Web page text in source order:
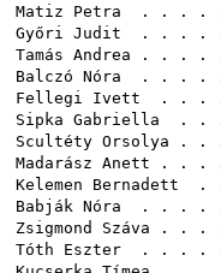
Matiz Petra . . . .
Győri Judit . . . .
Tamás Andrea . . . .
Balczó Nóra . . . .
Fellegi Ivett . . .
Sipka Gabriella . .
Scultéty Orsolya . .
Madarász Anett . . .
Kelemen Bernadett .
Babják Nóra . . . .
Zsigmond Száva . . .
Tóth Eszter . . . .